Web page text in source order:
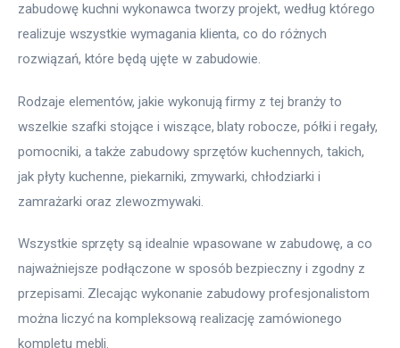
zabudowę kuchni wykonawca tworzy projekt, według którego
realizuje wszystkie wymagania klienta, co do różnych
rozwiązań, które będą ujęte w zabudowie.
Rodzaje elementów, jakie wykonują firmy z tej branży to
wszelkie szafki stojące i wiszące, blaty robocze, półki i regały,
pomocniki, a także zabudowy sprzętów kuchennych, takich,
jak płyty kuchenne, piekarniki, zmywarki, chłodziarki i
zamrażarki oraz zlewozmywaki.
Wszystkie sprzęty są idealnie wpasowane w zabudowę, a co
najważniejsze podłączone w sposób bezpieczny i zgodny z
przepisami. Zlecając wykonanie zabudowy profesjonalistom
można liczyć na kompleksową realizację zamówionego
kompletu mebli.